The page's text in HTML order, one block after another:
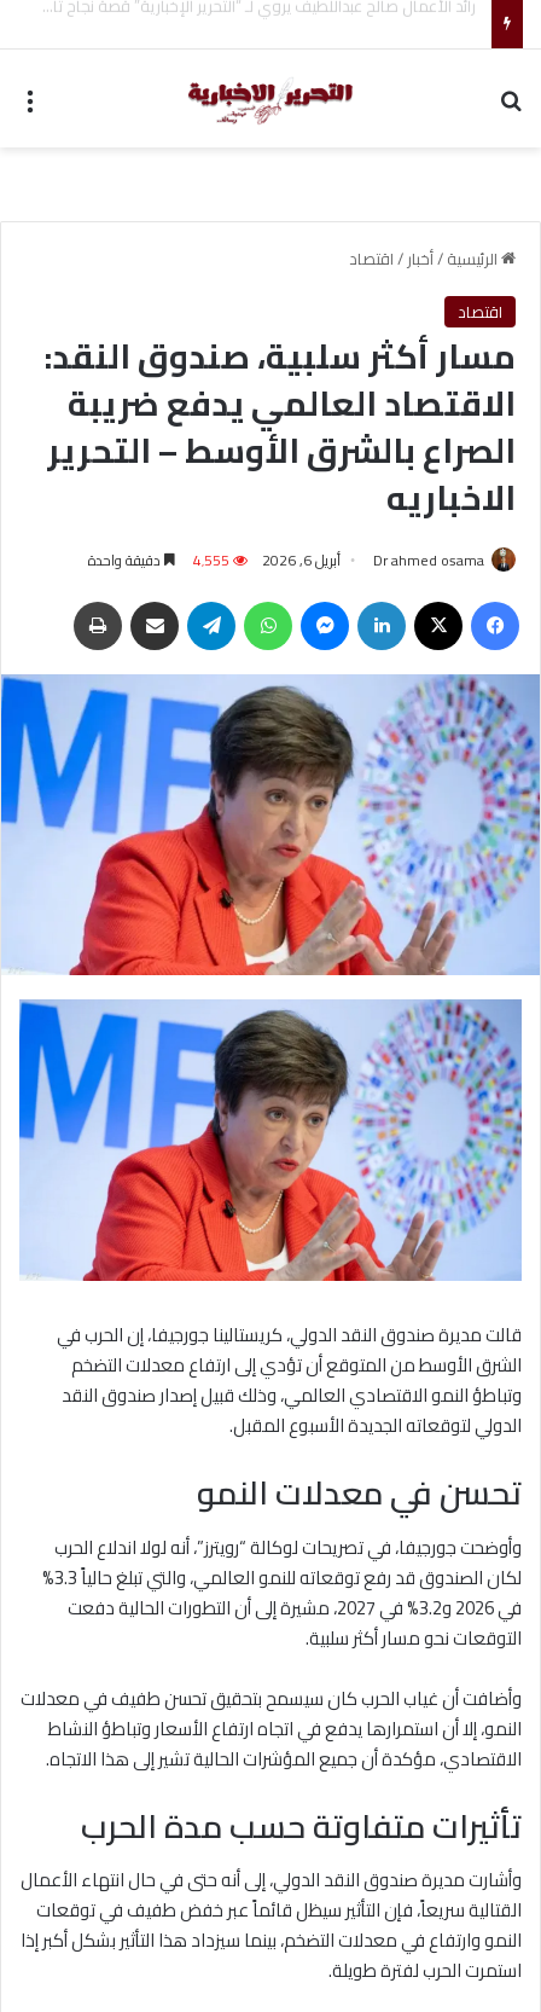
فضل الصيام في سبيل الله وأجره العظيم
الرئيسية/أخبار/اقتصاد
اقتصاد
مسار أكثر سلبية، صندوق النقد:
الاقتصاد العالمي يدفع ضريبة
الصراع بالشرق الأوسط – التحرير
الاخباريه
Dr ahmed osama أبريل 6, 2026 4٬555 دقيقة واحدة
قالت مديرة صندوق النقد الدولي، كريستالينا جورجيفا، إن الحرب في
الشرق الأوسط من المتوقع أن تؤدي إلى ارتفاع معدلات التضخم
وتباطؤ النمو الاقتصادي العالمي، وذلك قبيل إصدار صندوق النقد
الدولي لتوقعاته الجديدة الأسبوع المقبل.
تحسن في معدلات النمو
وأوضحت جورجيفا، في تصريحات لوكالة “رويترز”، أنه لولا اندلاع الحرب
لكان الصندوق قد رفع توقعاته للنمو العالمي، والتي تبلغ حالياً 3.3%
في 2026 و3.2% في 2027، مشيرة إلى أن التطورات الحالية دفعت
التوقعات نحو مسار أكثر سلبية.
وأضافت أن غياب الحرب كان سيسمح بتحقيق تحسن طفيف في معدلات
النمو، إلا أن استمرارها يدفع في اتجاه ارتفاع الأسعار وتباطؤ النشاط
الاقتصادي، مؤكدة أن جميع المؤشرات الحالية تشير إلى هذا الاتجاه.
تأثيرات متفاوتة حسب مدة الحرب
وأشارت مديرة صندوق النقد الدولي، إلى أنه حتى في حال انتهاء الأعمال
القتالية سريعاً، فإن التأثير سيظل قائماً عبر خفض طفيف في توقعات
النمو وارتفاع في معدلات التضخم، بينما سيزداد هذا التأثير بشكل أكبر إذا
استمرت الحرب لفترة طويلة.